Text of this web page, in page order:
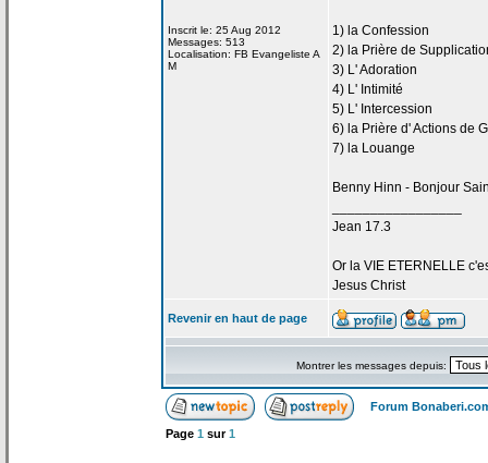
Inscrit le: 25 Aug 2012
Messages: 513
Localisation: FB Evangeliste A
M
1) la Confession
2) la Prière de
3) L' Adoration
4) L' Intimité
5) L' Intercession
6) la Prière d' Actions de
7) la Louange
Benny Hinn - Bonjour
Jean 17.3
Or la VIE ETERNELLE
Jesus Christ
Revenir en haut de page
Montrer les messages depuis:
Forum
Page 1 sur1